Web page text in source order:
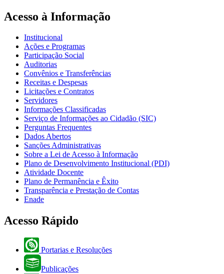
Acesso à Informação
Institucional
Ações e Programas
Participação Social
Auditorias
Convênios e Transferências
Receitas e Despesas
Licitações e Contratos
Servidores
Informações Classificadas
Serviço de Informações ao Cidadão (SIC)
Perguntas Frequentes
Dados Abertos
Sanções Administrativas
Sobre a Lei de Acesso à Informação
Plano de Desenvolvimento Institucional (PDI)
Atividade Docente
Plano de Permanência e Êxito
Transparência e Prestação de Contas
Enade
Acesso Rápido
Portarias e Resoluções
Publicações